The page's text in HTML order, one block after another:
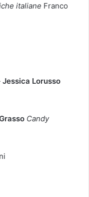
italiane Franco
Jessica Lorusso
Candy